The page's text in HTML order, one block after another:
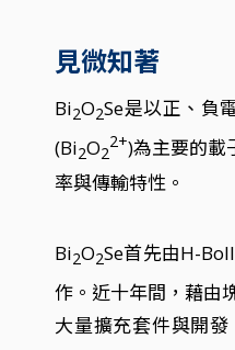
見微知著
Bi2O2Se是以正、負
(Bi2O2
2+)為主要的載
率與傳輸特性。
Bi2O2Se首先由H-
作。近十年間，藉由
大量擴充套件與開